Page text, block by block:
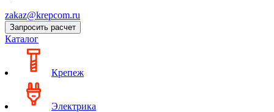
zakaz@krepcom.ru
Запросить расчет
Каталог
Крепеж
Электрика